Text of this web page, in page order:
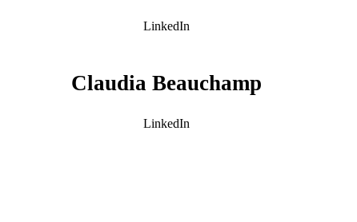
LinkedIn
Claudia Beauchamp
LinkedIn